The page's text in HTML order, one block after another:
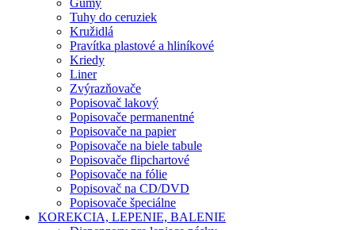
Gumy
Tuhy do ceruziek
Kružidlá
Pravítka plastové a hliníkové
Kriedy
Liner
Zvýrazňovače
Popisovač lakový
Popisovače permanentné
Popisovače na papier
Popisovače na biele tabule
Popisovače flipchartové
Popisovače na fólie
Popisovač na CD/DVD
Popisovače špeciálne
KOREKCIA, LEPENIE, BALENIE